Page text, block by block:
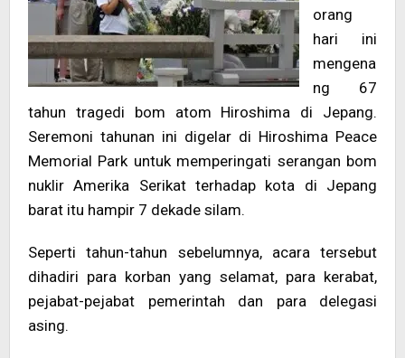
-
>
orang
hari ini
mengena
ng 67
tahun tragedi bom atom Hiroshima di Jepang.
Seremoni tahunan ini digelar di Hiroshima Peace
Memorial Park untuk memperingati serangan bom
nuklir Amerika Serikat terhadap kota di Jepang
barat itu hampir 7 dekade silam.
Seperti tahun-tahun sebelumnya, acara tersebut
dihadiri para korban yang selamat, para kerabat,
pejabat-pejabat pemerintah dan para delegasi
asing.